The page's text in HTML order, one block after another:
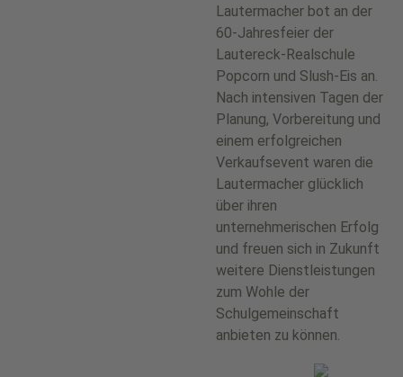
Lautermacher bot an der
60-Jahresfeier der
Lautereck-Realschule
Popcorn und Slush-Eis an.
Nach intensiven Tagen der
Planung, Vorbereitung und
einem erfolgreichen
Verkaufsevent waren die
Lautermacher glücklich
über ihren
unternehmerischen Erfolg
und freuen sich in Zukunft
weitere Dienstleistungen
zum Wohle der
Schulgemeinschaft
anbieten zu können.